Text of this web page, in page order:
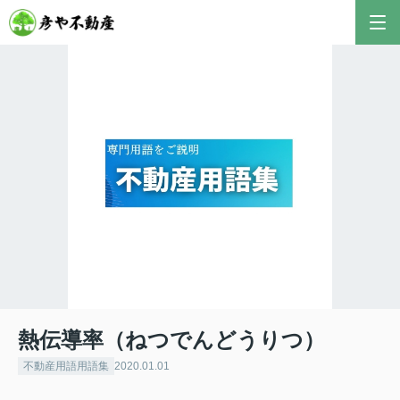
熱伝導率（ねつでんどうりつ）
不動産用語用語集 2020.01.01